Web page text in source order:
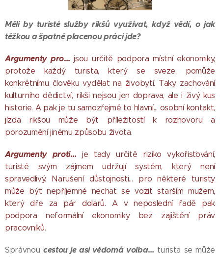
Měli by turisté služby rikšů využívat, když vědí, o jak
těžkou a špatně placenou práci jde?
Argumenty pro… jsou určitě podpora místní ekonomiky,
protože každý turista, který se sveze, pomůže
konkrétnímu člověku vydělat na živobytí. Taky zachování
kulturního dědictví, rikši nejsou jen doprava, ale i živý kus
historie. A pak je tu samozřejmě to hlavní... osobní kontakt,
jízda rikšou může být příležitostí k rozhovoru a
porozumění jinému způsobu života.
Argumenty proti… je tady určitě riziko vykořisťování,
turisté svým zájmem udržují systém, který není
spravedlivý. Narušení důstojnosti… pro některé turisty
může být nepříjemné nechat se vozit starším mužem,
který dře za pár dolarů. A v neposlední řadě pak
podpora neformální ekonomiky bez zajištění práv
pracovníků.
Správnou cestou je asi vědomá volba… turista se může